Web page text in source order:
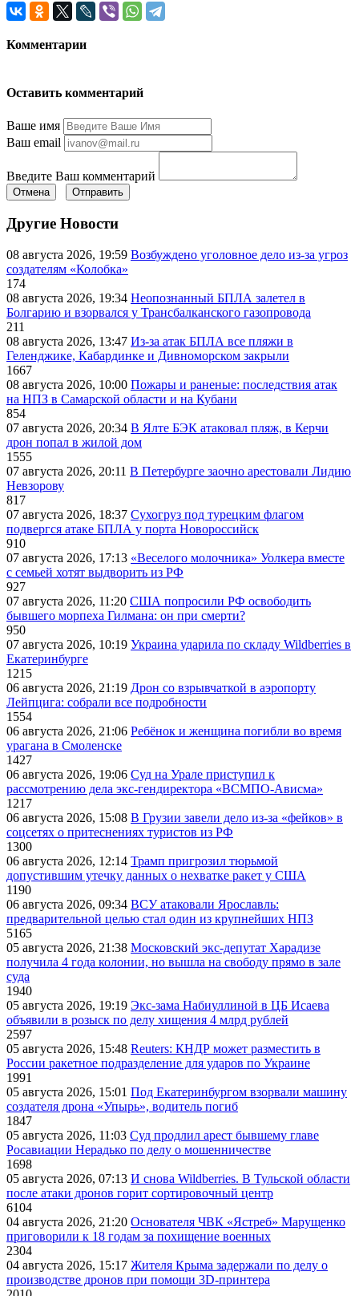
Комментарии
Оставить комментарий
Ваше имя
Ваш email
Введите Ваш комментарий
Отмена Отправить
Другие Новости
08 августа 2026, 19:59 Возбуждено уголовное дело из-за угроз
создателям «Колобка»
174
08 августа 2026, 19:34 Неопознанный БПЛА залетел в
Болгарию и взорвался у Трансбалканского газопровода
211
08 августа 2026, 13:47 Из-за атак БПЛА все пляжи в
Геленджике, Кабардинке и Дивноморском закрыли
1667
08 августа 2026, 10:00 Пожары и раненые: последствия атак
на НПЗ в Самарской области и на Кубани
854
07 августа 2026, 20:34 В Ялте БЭК атаковал пляж, в Керчи
дрон попал в жилой дом
1555
07 августа 2026, 20:11 В Петербурге заочно арестовали Лидию
Невзорову
817
07 августа 2026, 18:37 Сухогруз под турецким флагом
подвергся атаке БПЛА у порта Новороссийск
910
07 августа 2026, 17:13 «Веселого молочника» Уолкера вместе
с семьей хотят выдворить из РФ
927
07 августа 2026, 11:20 США попросили РФ освободить
бывшего морпеха Гилмана: он при смерти?
950
07 августа 2026, 10:19 Украина ударила по складу Wildberries в
Екатеринбурге
1215
06 августа 2026, 21:19 Дрон со взрывчаткой в аэропорту
Лейпцига: собрали все подробности
1554
06 августа 2026, 21:06 Ребёнок и женщина погибли во время
урагана в Смоленске
1427
06 августа 2026, 19:06 Суд на Урале приступил к
рассмотрению дела экс-гендиректора «ВСМПО-Ависма»
1217
06 августа 2026, 15:08 В Грузии завели дело из-за «фейков» в
соцсетях о притеснениях туристов из РФ
1300
06 августа 2026, 12:14 Трамп пригрозил тюрьмой
допустившим утечку данных о нехватке ракет у США
1190
06 августа 2026, 09:34 ВСУ атаковали Ярославль:
предварительной целью стал один из крупнейших НПЗ
5165
05 августа 2026, 21:38 Московский экс-депутат Харадизе
получила 4 года колонии, но вышла на свободу прямо в зале
суда
1940
05 августа 2026, 19:19 Экс-зама Набиуллиной в ЦБ Исаева
объявили в розыск по делу хищения 4 млрд рублей
2597
05 августа 2026, 15:48 Reuters: КНДР может разместить в
России ракетное подразделение для ударов по Украине
1991
05 августа 2026, 15:01 Под Екатеринбургом взорвали машину
создателя дрона «Упырь», водитель погиб
1847
05 августа 2026, 11:03 Суд продлил арест бывшему главе
Росавиации Нерадько по делу о мошенничестве
1698
05 августа 2026, 07:13 И снова Wildberries. В Тульской области
после атаки дронов горит сортировочный центр
6104
04 августа 2026, 21:20 Основателя ЧВК «Ястреб» Марущенко
приговорили к 18 годам за похищение военных
2304
04 августа 2026, 15:17 Жителя Крыма задержали по делу о
производстве дронов при помощи 3D‑принтера